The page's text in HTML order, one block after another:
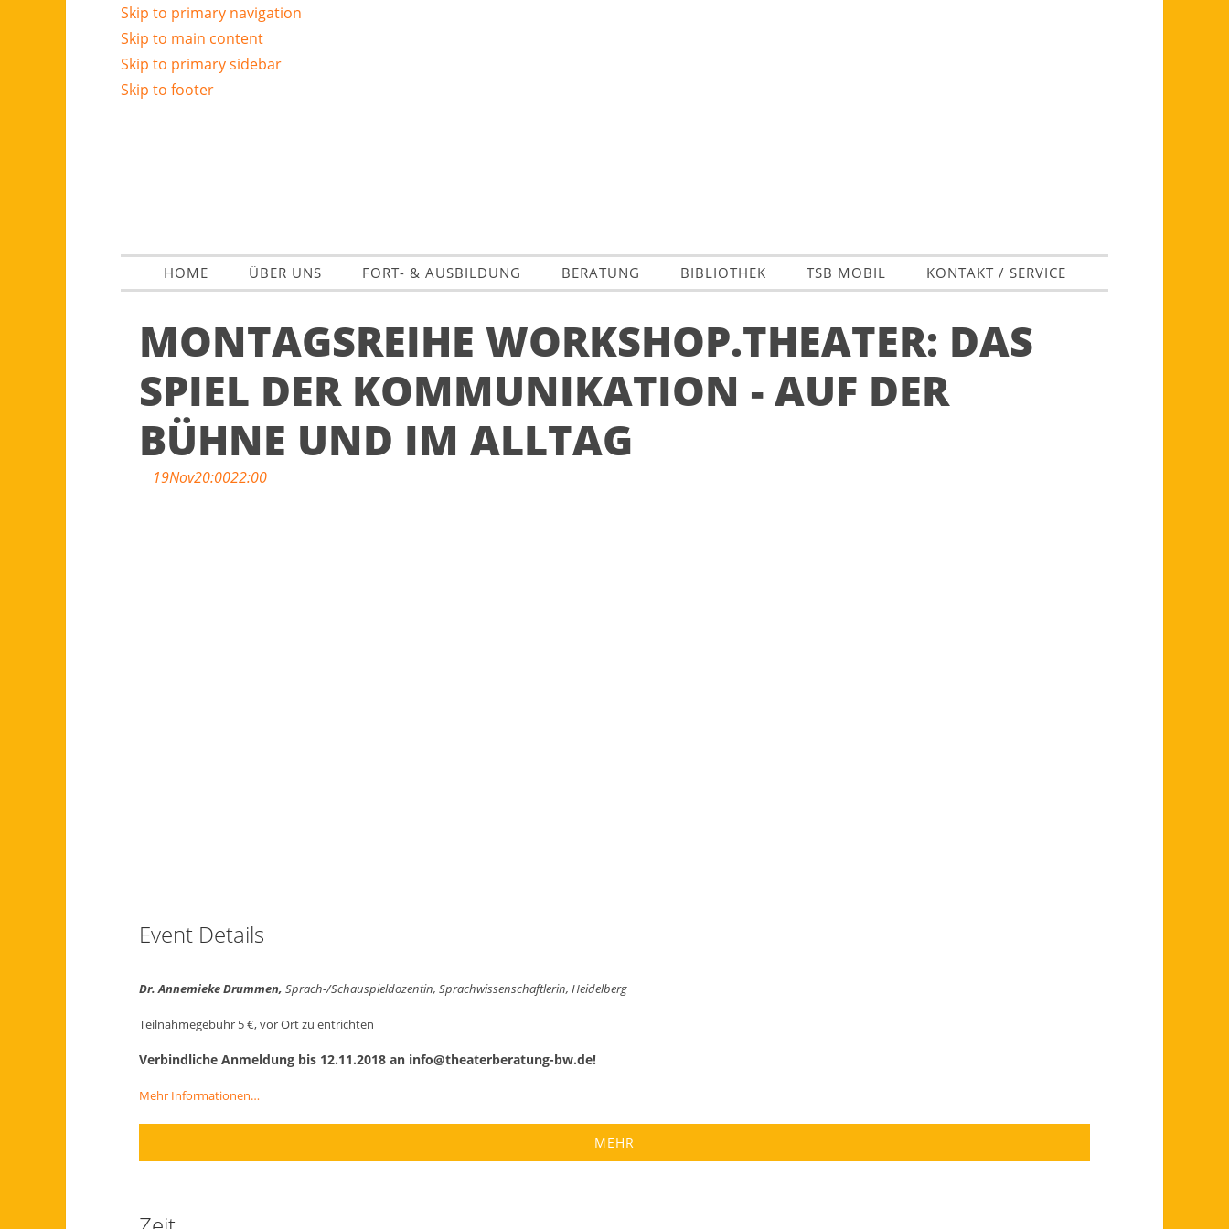
Skip to primary navigation
Skip to main content
Skip to primary sidebar
Skip to footer
HOME ÜBER UNS FORT- & AUSBILDUNG BERATUNG BIBLIOTHEK TSB MOBIL KONTAKT / SERVICE
MONTAGSREIHE WORKSHOP.THEATER: DAS
SPIEL DER KOMMUNIKATION - AUF DER
BÜHNE UND IM ALLTAG
19Nov20:0022:00
Event Details
Dr. Annemieke Drummen, Sprach-/Schauspieldozentin, Sprachwissenschaftlerin, Heidelberg
Teilnahmegebühr 5 €, vor Ort zu entrichten
Verbindliche Anmeldung bis 12.11.2018 an info@theaterberatung-bw.de!
Mehr Informationen…
MEHR